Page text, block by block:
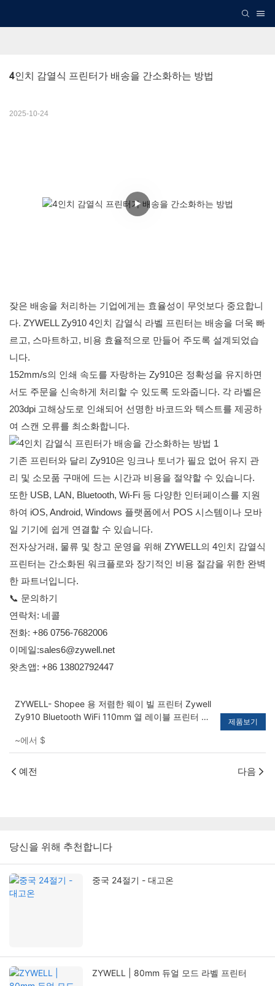
4인치 감열식 프린터가 배송을 간소화하는 방법
2025-10-24
잦은 배송을 처리하는 기업에게는 효율성이 무엇보다 중요합니
다. ZYWELL Zy910 4인치 감열식 라벨 프린터는 배송을 더욱 빠
르고, 스마트하고, 비용 효율적으로 만들어 주도록 설계되었습
니다.
152mm/s의 인쇄 속도를 자랑하는 Zy910은 정확성을 유지하면
서도 주문을 신속하게 처리할 수 있도록 도와줍니다. 각 라벨은
203dpi 고해상도로 인쇄되어 선명한 바코드와 텍스트를 제공하
여 스캔 오류를 최소화합니다.
기존 프린터와 달리 Zy910은 잉크나 토너가 필요 없어 유지 관
리 및 소모품 구매에 드는 시간과 비용을 절약할 수 있습니다.
또한 USB, LAN, Bluetooth, Wi-Fi 등 다양한 인터페이스를 지원
하여 iOS, Android, Windows 플랫폼에서 POS 시스템이나 모바
일 기기에 쉽게 연결할 수 있습니다.
전자상거래, 물류 및 창고 운영을 위해 ZYWELL의 4인치 감열식
프린터는 간소화된 워크플로와 장기적인 비용 절감을 위한 완벽
한 파트너입니다.
📞 문의하기
연락처: 네콜
전화: +86 0756-7682006
이메일:sales6@zywell.net
왓츠앱: +86 13802792447
ZYWELL- Shopee 용 저렴한 웨이 빌 프린터 Zywell
Zy910 Bluetooth WiFi 110mm 열 레이블 프린터 드
~에서 $
제품보기
예전 다음
당신을 위해 추천합니다
중국 24절기 - 대고온
ZYWELL | 80mm 듀얼 모드 라벨 프린터